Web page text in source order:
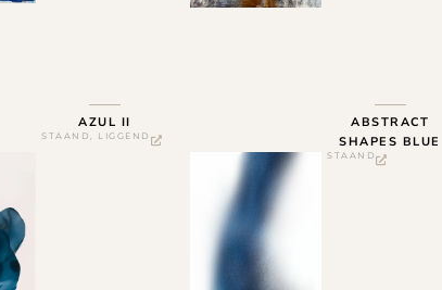
AZUL II
STAAND, LIGGEND
ABSTRACT
SHAPES BLUE
STAAND